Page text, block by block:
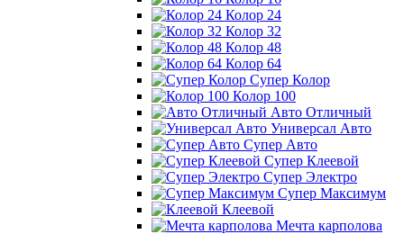
Колор 24
Колор 32
Колор 48
Колор 64
Супер Колор
Колор 100
Авто Отличный
Универсал Авто
Супер Авто
Супер Клеевой
Супер Электро
Супер Максимум
Клеевой
Мечта карполова